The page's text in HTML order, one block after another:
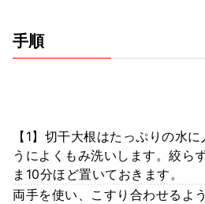
手順
【1】切干大根はたっぷりの水
うによくもみ洗いします。絞ら
ま10分ほど置いておきます。
両手を使い、こすり合わせるよ